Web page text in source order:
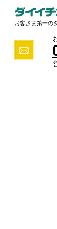
お客さま第一の